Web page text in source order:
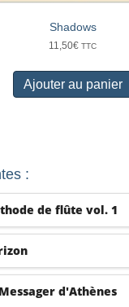
Shadows
11,50€ TTC
Ajouter au panier
:
de flûte vol. 1
d'Athènes